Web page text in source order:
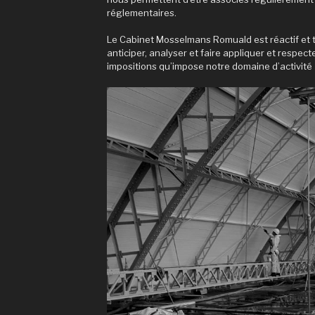
réglementaires.
Le Cabinet Mosselmans Romuald est réactif
anticiper, analyser et faire appliquer et
impositions qu’impose notre domaine d’activité